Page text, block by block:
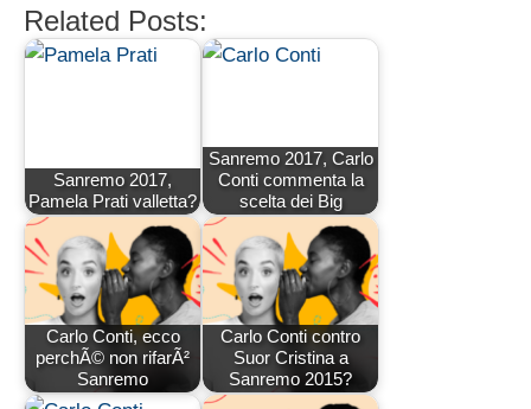
Related Posts:
Sanremo 2017,
Pamela Prati valletta?
Sanremo 2017, Carlo
Conti commenta la
scelta dei Big
Carlo Conti, ecco
perchÃ© non rifarÃ²
Sanremo
Carlo Conti contro
Suor Cristina a
Sanremo 2015?